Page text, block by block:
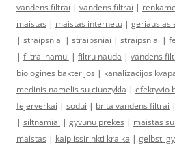
vandens filtrai | vandens filtrai |
maistas | maistas internetu | geriausias
| straipsniai | straipsniai | straipsniai |
| filtrai namui | filtru nauda | vandens
biologinės bakterijos | kanalizacijos
medinis namelis su ciuozykla | efektyvio
fejerverkai | sodui | brita vandens filtrai |
| siltnamiai | gyvunu prekes | maistas
maistas | kaip issirinkti kraika | gelbsti